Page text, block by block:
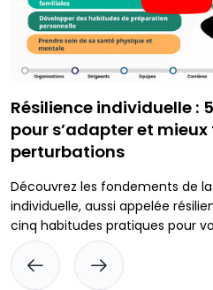
Résilience individuelle :
pour s’adapter et
perturbations
Découvrez les fondements de
individuelle, aussi appelée
cinq habitudes pratiques pour
avec plus de clarté sous
préparer aux imprévus.